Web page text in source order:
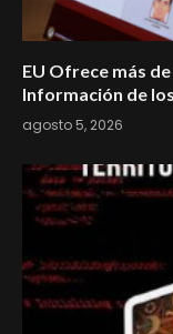
EU Ofrece más
Información de
agosto 5, 2026